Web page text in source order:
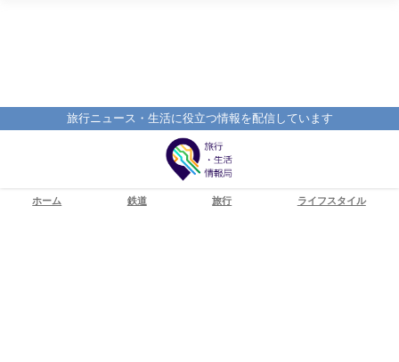
旅行ニュース・生活に役立つ情報を配信しています
ホーム 鉄道 旅行 ライフスタイル